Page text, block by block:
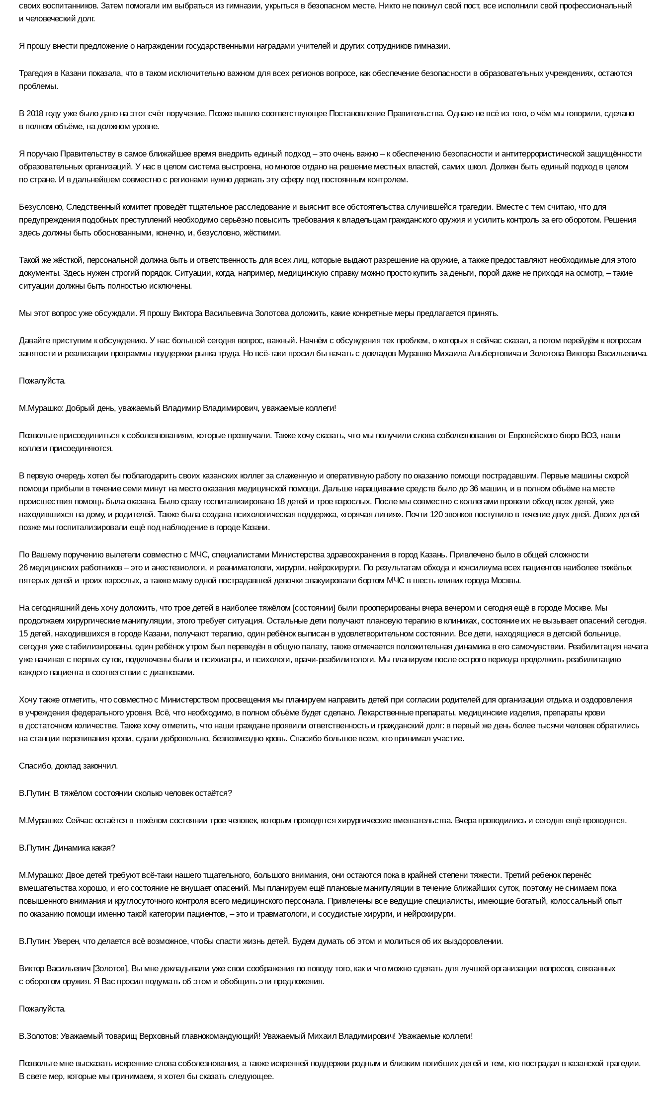
своих воспитанников. Затем помогали им выбраться из гимназии, укрыться в безопасном месте. Никто не покинул свой пост, все исполнили свой профессиональный
и человеческий долг.
Я прошу внести предложение о награждении государственными наградами учителей и других сотрудников гимназии.
Трагедия в Казани показала, что в таком исключительно важном для всех регионов вопросе, как обеспечение безопасности в образовательных учреждениях, остаются
проблемы.
В 2018 году уже было дано на этот счёт поручение. Позже вышло соответствующее Постановление Правительства. Однако не всё из того, о чём мы говорили, сделано
в полном объёме, на должном уровне.
Я поручаю Правительству в самое ближайшее время внедрить единый подход – это очень важно – к обеспечению безопасности и антитеррористической защищённости
образовательных организаций. У нас в целом система выстроена, но многое отдано на решение местных властей, самих школ. Должен быть единый подход в целом
по стране. И в дальнейшем совместно с регионами нужно держать эту сферу под постоянным контролем.
Безусловно, Следственный комитет проведёт тщательное расследование и выяснит все обстоятельства случившейся трагедии. Вместе с тем считаю, что для
предупреждения подобных преступлений необходимо серьёзно повысить требования к владельцам гражданского оружия и усилить контроль за его оборотом. Решения
здесь должны быть обоснованными, конечно, и, безусловно, жёсткими.
Такой же жёсткой, персональной должна быть и ответственность для всех лиц, которые выдают разрешение на оружие, а также предоставляют необходимые для этого
документы. Здесь нужен строгий порядок. Ситуации, когда, например, медицинскую справку можно просто купить за деньги, порой даже не приходя на осмотр, – такие
ситуации должны быть полностью исключены.
Мы этот вопрос уже обсуждали. Я прошу Виктора Васильевича Золотова доложить, какие конкретные меры предлагается принять.
Давайте приступим к обсуждению. У нас большой сегодня вопрос, важный. Начнём с обсуждения тех проблем, о которых я сейчас сказал, а потом перейдём к вопросам
занятости и реализации программы поддержки рынка труда. Но всё-таки просил бы начать с докладов Мурашко Михаила Альбертовича и Золотова Виктора Васильевича.
Пожалуйста.
М.Мурашко: Добрый день, уважаемый Владимир Владимирович, уважаемые коллеги!
Позвольте присоединиться к соболезнованиям, которые прозвучали. Также хочу сказать, что мы получили слова соболезнования от Европейского бюро ВОЗ, наши
коллеги присоединяются.
В первую очередь хотел бы поблагодарить своих казанских коллег за слаженную и оперативную работу по оказанию помощи пострадавшим. Первые машины скорой
помощи прибыли в течение семи минут на место оказания медицинской помощи. Дальше наращивание средств было до 36 машин, и в полном объёме на месте
происшествия помощь была оказана. Было сразу госпитализировано 18 детей и трое взрослых. После мы совместно с коллегами провели обход всех детей, уже
находившихся на дому, и родителей. Также была создана психологическая поддержка, «горячая линия». Почти 120 звонков поступило в течение двух дней. Двоих детей
позже мы госпитализировали ещё под наблюдение в городе Казани.
По Вашему поручению вылетели совместно с МЧС, специалистами Министерства здравоохранения в город Казань. Привлечено было в общей сложности
26 медицинских работников – это и анестезиологи, и реаниматологи, хирурги, нейрохирурги. По результатам обхода и консилиума всех пациентов наиболее тяжёлых
пятерых детей и троих взрослых, а также маму одной пострадавшей девочки эвакуировали бортом МЧС в шесть клиник города Москвы.
На сегодняшний день хочу доложить, что трое детей в наиболее тяжёлом [состоянии] были прооперированы вчера вечером и сегодня ещё в городе Москве. Мы
продолжаем хирургические манипуляции, этого требует ситуация. Остальные дети получают плановую терапию в клиниках, состояние их не вызывает опасений сегодня.
15 детей, находившихся в городе Казани, получают терапию, один ребёнок выписан в удовлетворительном состоянии. Все дети, находящиеся в детской больнице,
сегодня уже стабилизированы, один ребёнок утром был переведён в общую палату, также отмечается положительная динамика в его самочувствии. Реабилитация начата
уже начиная с первых суток, подключены были и психиатры, и психологи, врачи-реабилитологи. Мы планируем после острого периода продолжить реабилитацию
каждого пациента в соответствии с диагнозами.
Хочу также отметить, что совместно с Министерством просвещения мы планируем направить детей при согласии родителей для организации отдыха и оздоровления
в учреждения федерального уровня. Всё, что необходимо, в полном объёме будет сделано. Лекарственные препараты, медицинские изделия, препараты крови
в достаточном количестве. Также хочу отметить, что наши граждане проявили ответственность и гражданский долг: в первый же день более тысячи человек обратились
на станции переливания крови, сдали добровольно, безвозмездно кровь. Спасибо большое всем, кто принимал участие.
Спасибо, доклад закончил.
В.Путин: В тяжёлом состоянии сколько человек остаётся?
М.Мурашко: Сейчас остаётся в тяжёлом состоянии трое человек, которым проводятся хирургические вмешательства. Вчера проводились и сегодня ещё проводятся.
В.Путин: Динамика какая?
М.Мурашко: Двое детей требуют всё-таки нашего тщательного, большого внимания, они остаются пока в крайней степени тяжести. Третий ребенок перенёс
вмешательства хорошо, и его состояние не внушает опасений. Мы планируем ещё плановые манипуляции в течение ближайших суток, поэтому не снимаем пока
повышенного внимания и круглосуточного контроля всего медицинского персонала. Привлечены все ведущие специалисты, имеющие богатый, колоссальный опыт
по оказанию помощи именно такой категории пациентов, – это и травматологи, и сосудистые хирурги, и нейрохирурги.
В.Путин: Уверен, что делается всё возможное, чтобы спасти жизнь детей. Будем думать об этом и молиться об их выздоровлении.
Виктор Васильевич [Золотов], Вы мне докладывали уже свои соображения по поводу того, как и что можно сделать для лучшей организации вопросов, связанных
с оборотом оружия. Я Вас просил подумать об этом и обобщить эти предложения.
Пожалуйста.
В.Золотов: Уважаемый товарищ Верховный главнокомандующий! Уважаемый Михаил Владимирович! Уважаемые коллеги!
Позвольте мне высказать искренние слова соболезнования, а также искренней поддержки родным и близким погибших детей и тем, кто пострадал в казанской трагедии.
В свете мер, которые мы принимаем, я хотел бы сказать следующее.